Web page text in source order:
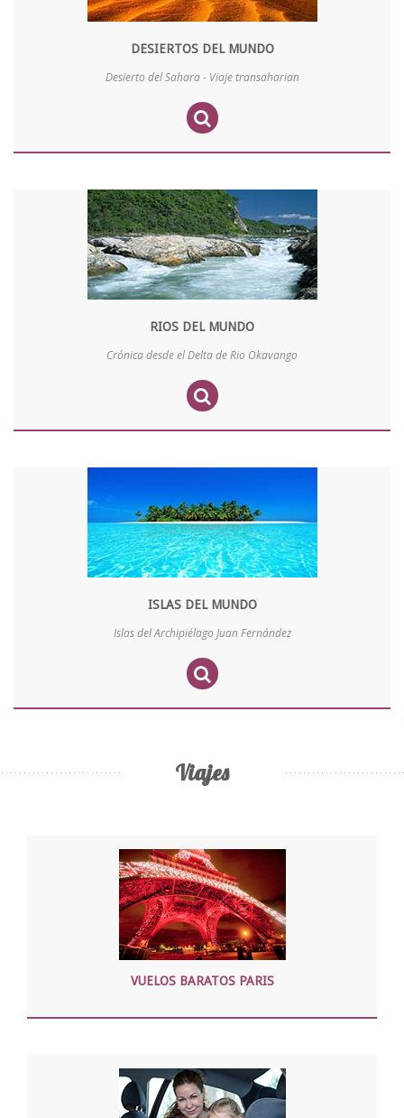
DESIERTOS DEL MUNDO
Desierto del Sahara - Viaje transaharian
RIOS DEL MUNDO
Crónica desde el Delta de Rio Okavango
ISLAS DEL MUNDO
Islas del Archipiélago Juan Fernández
Viajes
VUELOS BARATOS PARIS